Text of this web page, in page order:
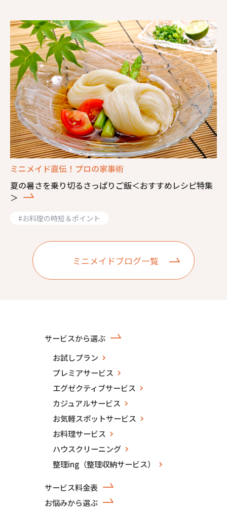
ミニメイド直伝！プロの家事術
夏の暑さを乗り切るさっぱりご飯＜おすすめレシピ特集
＞
#お料理の時短＆ポイント
ミニメイドブログ一覧
サービスから選ぶ
お試しプラン
プレミアサービス
エグゼクティブサービス
カジュアルサービス
お気軽スポットサービス
お料理サービス
ハウスクリーニング
整理ing（整理収納サービス）
サービス料金表
お悩みから選ぶ